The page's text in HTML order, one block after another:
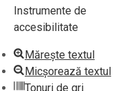
Instrumente de
accesibilitate
Mărește textul
Micșorează textul
Tonuri de gri